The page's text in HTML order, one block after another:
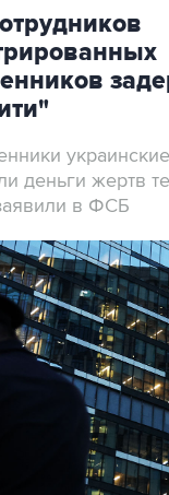
деньги жертв
в ФСБ